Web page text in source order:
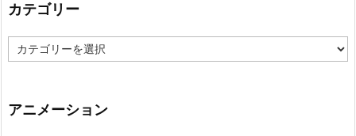
カテゴリー
テ
ー
アニメーション